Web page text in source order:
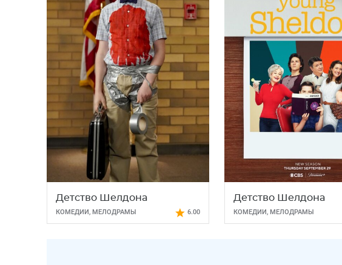
Детство Шелдона
КОМЕДИИ, МЕЛОДРАМЫ 6.00
Детство Шелдона
КОМЕДИИ, МЕЛОДРАМЫ